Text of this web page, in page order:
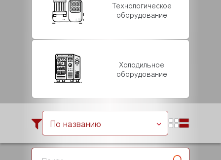
Технологическое
оборудование
Холодильное
оборудование
По названию